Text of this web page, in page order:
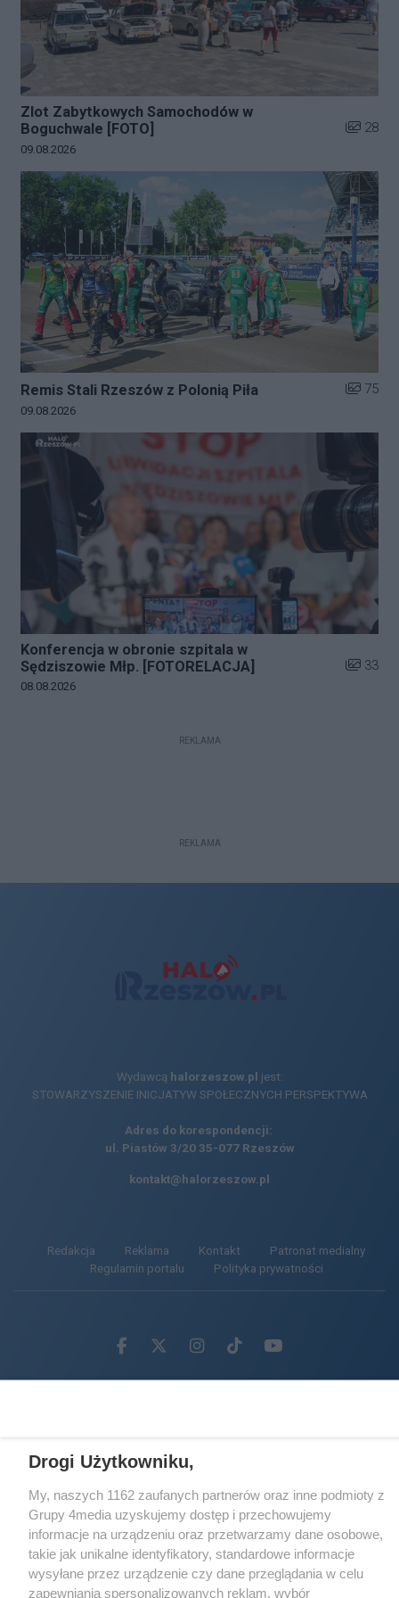
Zlot Zabytkowych Samochodów w
Boguchwale [FOTO]
Liczba
28
Data dodania galerii:
09.08.2026
Remis Stali Rzeszów z Polonią Piła Liczba
75
Data dodania galerii:
09.08.2026
Konferencja w obronie szpitala w
Sędziszowie Młp. [FOTORELACJA]
Liczba
33
Data dodania galerii:
08.08.2026
REKLAMA
REKLAMA
Wydawcą halorzeszow.pl jest:
STOWARZYSZENIE INICJATYW SPOŁECZNYCH PERSPEKTYWA
Adres do korespondencji:
ul. Piastów 3/20 35-077 Rzeszów
kontakt@halorzeszow.pl
Redakcja Reklama Kontakt
Patronat medialny
Regulamin portalu
Polityka prywatności
Facebook.com
X.comInstagram.com
Tiktok.comYoutube.com
Drogi Użytkowniku,
My, naszych 1162 zaufanych partnerów oraz inne podmioty z
Grupy 4media uzyskujemy dostęp i przechowujemy
informacje na urządzeniu oraz przetwarzamy dane osobowe,
takie jak unikalne identyfikatory, standardowe informacje
wysyłane przez urządzenie czy dane przeglądania w celu
zapewniania spersonalizowanych reklam, wybór